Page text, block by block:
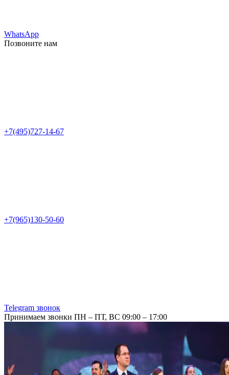
WhatsApp
Позвоните нам
+7(495)727-14-67
+7(965)130-50-60
Telegram звонок
Принимаем звонки ПН – ПТ, ВС 09:00 – 17:00